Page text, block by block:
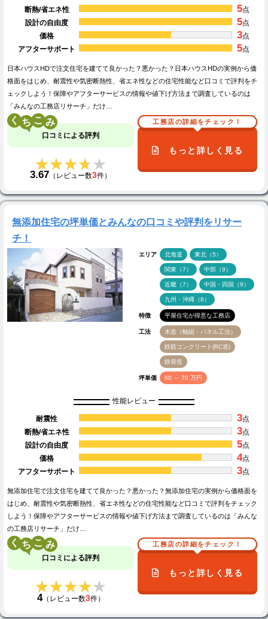
断熱/省エネ性
5点
設計の自由度
5点
価格
3点
アフターサポート
5点
日本ハウスHDで注文住宅を建てて良かった？悪かった？日本ハウスHDの実例から価
格面をはじめ、耐震性や気密断熱性、省エネ性などの住宅性能など口コミで評判をチ
ェックしよう！保障やアフターサービスの情報や値下げ方法まで調査しているのは
「みんなの工務店リサーチ」だけ…
く こ
口コミによる評判
★★★★★
★★★★★
3.67 （レビュー数3件）
工務店の詳細をチェック！
もっと詳しく見る
無添加住宅の坪単価とみんなの口コミや評判をリサー
チ！
エリア 北海道 東北（5）
関東（7） 中部（9）
近畿（7） 中国・四国（9）
九州・沖縄（8）
特徴 平屋住宅が得意な工務店
工法 木造（軸組・パネル工法）
鉄筋コンクリート(RC造)
鉄骨造
坪単価 60 ～ 70 万円
性能レビュー
耐震性 3点
断熱/省エネ性
3点
設計の自由度
5点
価格
4点
アフターサポート
3点
無添加住宅で注文住宅を建てて良かった？悪かった？無添加住宅の実例から価格面を
はじめ、耐震性や気密断熱性、省エネ性などの住宅性能など口コミで評判をチェック
しよう！保障やアフターサービスの情報や値下げ方法まで調査しているのは「みんな
の工務店リサーチ」だけ…
く こ
口コミによる評判
★★★★★
★★★★★
4（レビュー数3件）
工務店の詳細をチェック！
もっと詳しく見る